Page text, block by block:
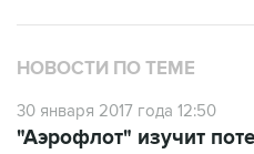
НОВОСТИ ПО ТЕМЕ
30 января 2017 года 12:50
пассажиров "Победы" в